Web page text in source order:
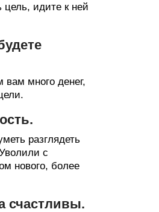
цель, идите к ней
вам много денег,
разглядеть
с
нового, более
счастливы.